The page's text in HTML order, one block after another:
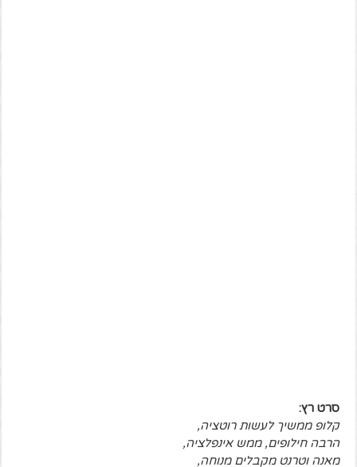
סרט רץ:
קלופ ממשיך לעשות רוטציה,
הרבה חילופים, ממש אינפלציה,
מאנה וטרנט מקבלים מנוחה,